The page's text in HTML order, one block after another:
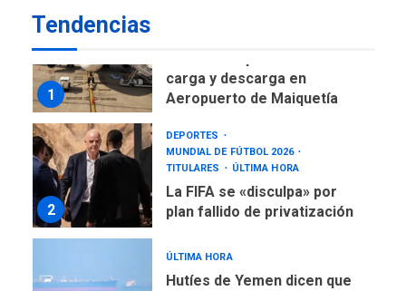
Tendencias
1
carga y descarga en
Aeropuerto de Maiquetía
2
DEPORTES
MUNDIAL DE FÚTBOL 2026
TITULARES
ÚLTIMA HORA
La FIFA se «disculpa» por
plan fallido de privatización
ÚLTIMA HORA
Hutíes de Yemen dicen que